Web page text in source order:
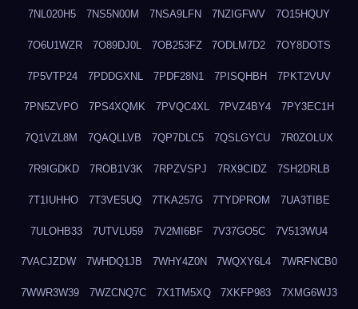
7NL020H5 7NS5N00M 7NSA9LFN 7NZIGFWV 7O15HQUY
7O6U1WZR 7O89DJ0L 7OB253FZ 7ODLM7D2 7OY8DOTS
7P5VTP24 7PDDGXNL 7PDF28N1 7PISQHBH 7PKT2VUV
7PN5ZVPO 7PS4XQMK 7PVQC4XL 7PVZ4BY4 7PY3EC1H
7Q1VZL8M 7QAQLLVB 7QP7DLC5 7QSLGYCU 7R0ZOLUX
7R9IGDKD 7ROB1V3K 7RPZVSPJ 7RX9CIDZ 7SH2DRLB
7T1IUHHO 7T3VE5UQ 7TKA257G 7TYDPROM 7UA3TIBE
7ULOHB33 7UTVLU59 7V2MI6BF 7V37GO5C 7V513WU4
7VACJZDW 7WHDQ1JB 7WHY4Z0N 7WQXY6L4 7WRFNCB0
7WWR3W39 7WZCNQ7C 7X1TM5XQ 7XKFP983 7XMG6WJ3